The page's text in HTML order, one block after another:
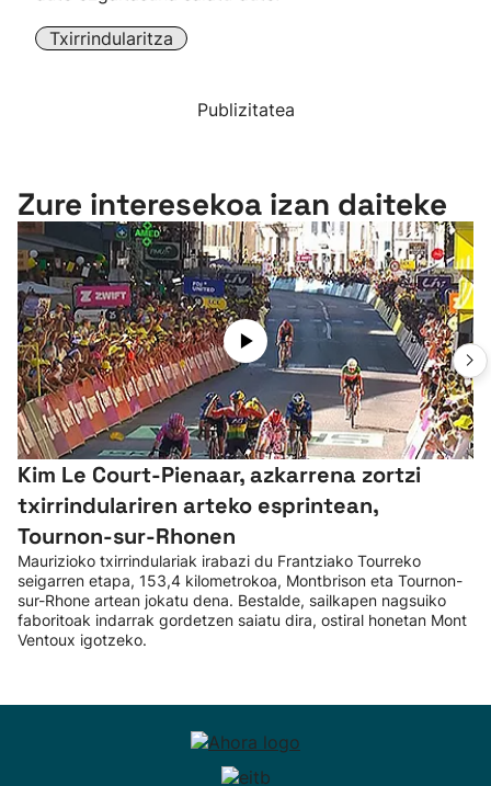
Txirrindularitza
Publizitatea
Zure interesekoa izan daiteke
Kim Le Court-Pienaar, azkarrena zortzi
txirrindulariren arteko esprintean,
Tournon-sur-Rhonen
Maurizioko txirrindulariak irabazi du Frantziako Tourreko
seigarren etapa, 153,4 kilometrokoa, Montbrison eta Tournon-
sur-Rhone artean jokatu dena. Bestalde, sailkapen nagsuiko
faboritoak indarrak gordetzen saiatu dira, ostiral honetan Mont
Ventoux igotzeko.